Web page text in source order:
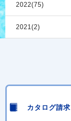
2022(75)
2021(2)
カタログ請求